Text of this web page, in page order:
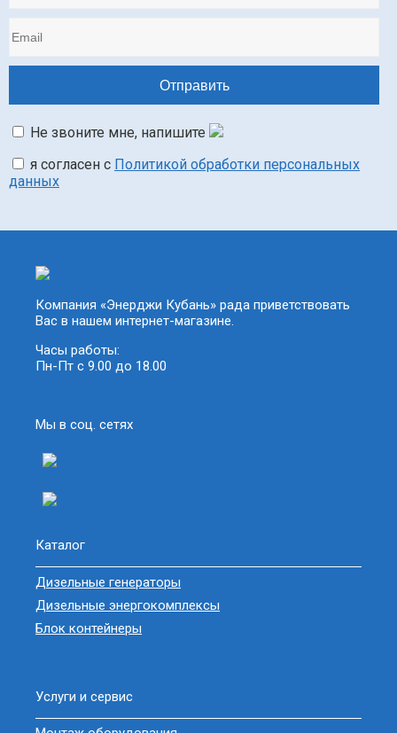
Не звоните мне, напишите
я согласен с Политикой обработки персональных
данных
Компания «Энерджи Кубань» рада приветствовать
Вас в нашем интернет-магазине.
Часы работы:
Пн-Пт с 9.00 до 18.00
Мы в соц. сетях
Каталог
Дизельные генераторы
Дизельные энергокомплексы
Блок контейнеры
Услуги и сервис